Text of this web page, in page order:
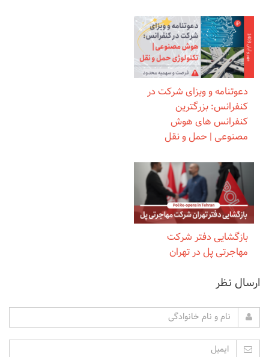
دعوتنامه و ویزای شرکت در
کنفرانس: بزرگترین
کنفرانس های هوش
مصنوعی | حمل و نقل
بازگشایی دفتر شرکت
مهاجرتی پل در تهران
ارسال نظر